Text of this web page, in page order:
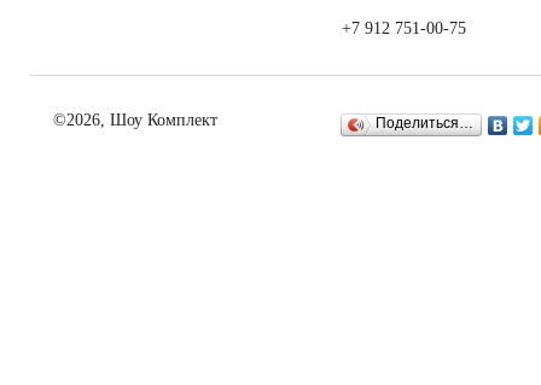
+7 912 751-00-75
©2026, Шоу Комплект Поделиться…